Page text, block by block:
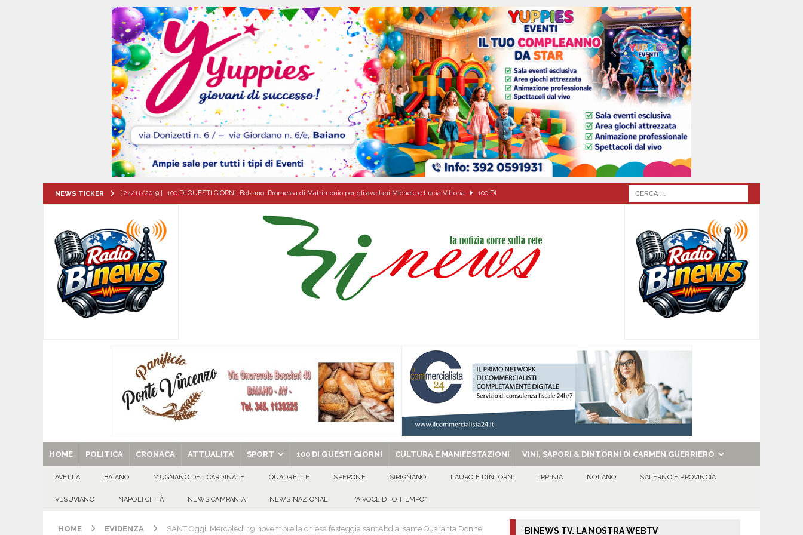
NEWS TICKER [ 24/11/2019 ] 100 DI QUESTI GIORNI. Bolzano, Promessa di Matrimonio per gli avellani Michele e Lucia Vittoria 100 DI
[ 07/08/2026 ] Mugnano del Cardinale, il cammino della fede: il triduo di Santa Filomena tra le strade del paese
ATTUALITA'
[ 07/08/2026 ] Forza Italia apre la stagione del congresso in Campania: obiettivo consolidare la crescita e preparare le prossime
sfide ATTUALITA'
[ 07/08/2026 ]
[ 07/08/2026 ] Montoro (AV): Ruba circa 130mila di energia elettrica – i Carabinieri denunciano un 65enne
[ 29/08/2025 ] SANT’Oggi. Venerdì 29 agosto la chiesa celebra il Martirio di san Giovanni Battista e santa Sabina EVIDENZA
HOME POLITICA CRONACA ATTUALITA’ SPORT 100 DI QUESTI GIORNI CULTURA E MANIFESTAZIONI VINI, SAPORI & DINTORNI DI CARMEN GUERRIERO
AVELLA BAIANO MUGNANO DEL CARDINALE QUADRELLE SPERONE SIRIGNANO LAURO E DINTORNI IRPINIA NOLANO SALERNO E PROVINCIA
VESUVIANO NAPOLI CITTÀ NEWS CAMPANIA NEWS NAZIONALI “A VOCE D’ ‘O TIEMPO”
HOME EVIDENZA SANT’Oggi. Mercoledì 19 novembre la chiesa festeggia sant’Abdia, sante Quaranta Donne BINEWS TV. LA NOSTRA WEBTV